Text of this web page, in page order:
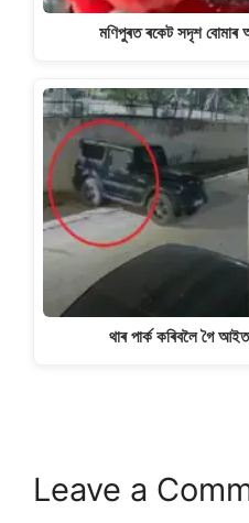
মণিপুৰত ৰকেট সদৃশ
থাৰ পাৰ্ক কৰিবলৈ গৈ
Leave a